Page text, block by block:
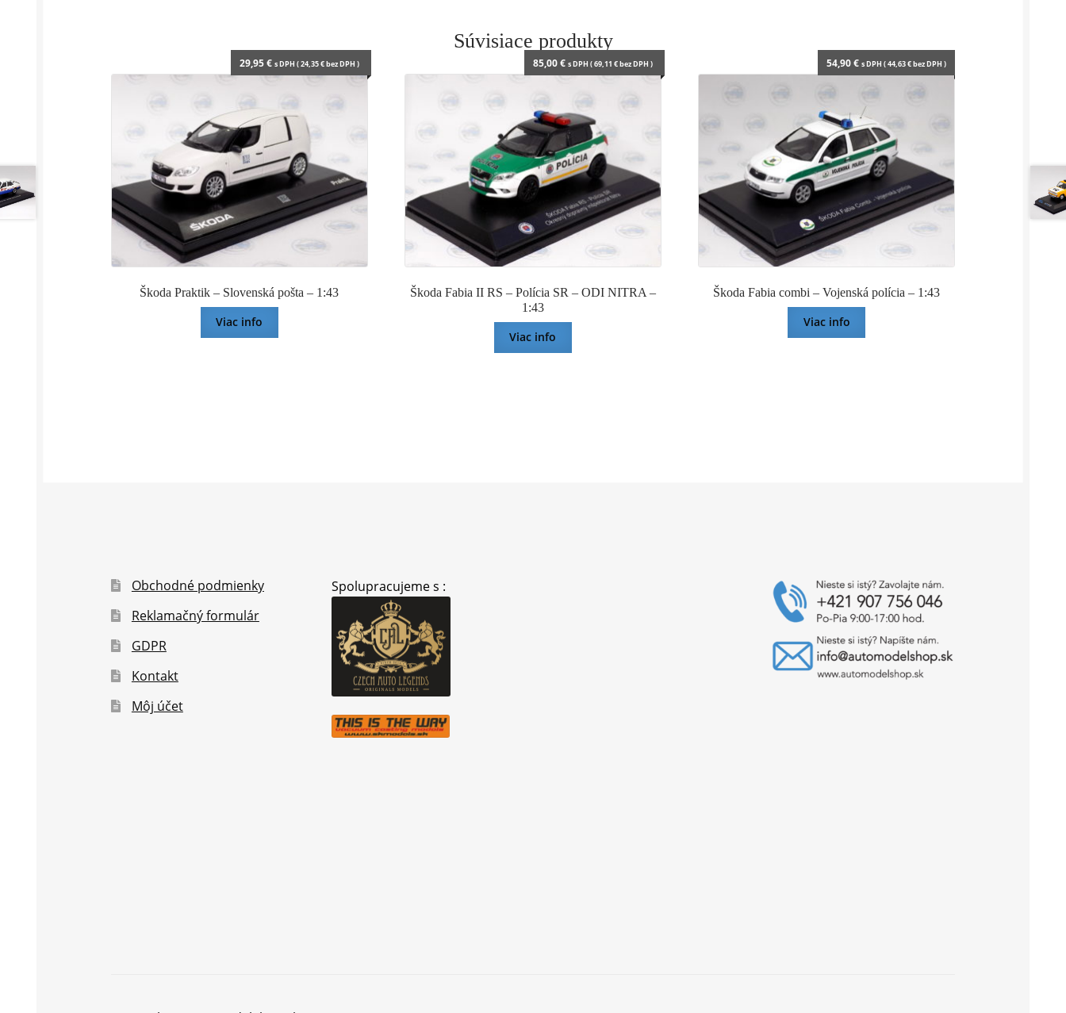
Súvisiace produkty
Škoda Praktik – Slovenská pošta – 1:43
29,95€ s DPH (24,35€bez DPH )
Viac info
Škoda Fabia II RS – Polícia SR – ODI NITRA –
1:43
85,00€ s DPH (69,11 €bez DPH )
Viac info
Škoda Fabia combi – Vojenská polícia – 1:43
54,90€ s DPH (44,63€bez DPH )
Viac info
Obchodné podmienky
Reklamačný formulár
GDPR
Kontakt
Môj účet
Spolupracujeme s :